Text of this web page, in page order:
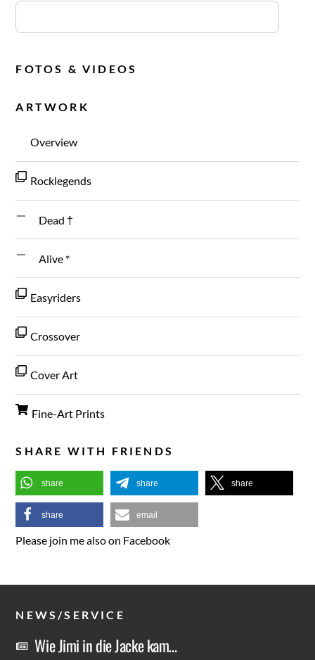
FOTOS & VIDEOS
ARTWORK
Overview
Rocklegends
Dead †
Alive *
Easyriders
Crossover
Cover Art
Fine-Art Prints
SHARE WITH FRIENDS
share share share
share email
Please join me also on Facebook
NEWS/SERVICE
Wie Jimi in die Jacke kam…